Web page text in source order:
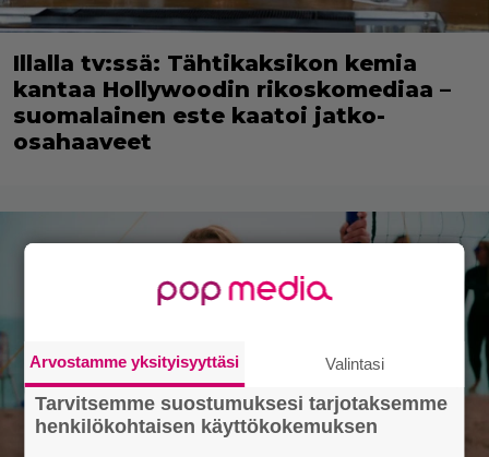
Illalla tv:ssä: Tähtikaksikon kemia
kantaa Hollywoodin rikoskomediaa –
suomalainen este kaatoi jatko-
osahaaveet
Arvostamme yksityisyyttäsi Valintasi
Tarvitsemme suostumuksesi tarjotaksemme
henkilökohtaisen käyttökokemuksen